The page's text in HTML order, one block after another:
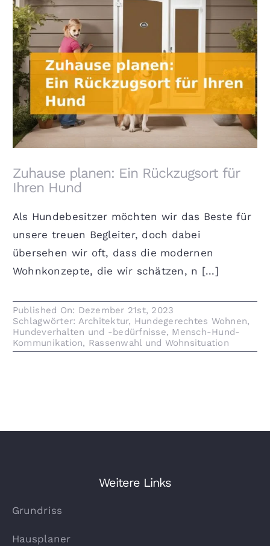
Zuhause planen: Ein Rückzugsort für Ihren Hund
Zuhause planen: Ein Rückzugsort für
Ihren Hund
Als Hundebesitzer möchten wir das Beste für
unsere treuen Begleiter, doch dabei
übersehen wir oft, dass die modernen
Wohnkonzepte, die wir schätzen, n [...]
Published On: Dezember 21st, 2023
Schlagwörter: Architektur, Hundegerechtes Wohnen,
Hundeverhalten und -bedürfnisse, Mensch-Hund-
Kommunikation, Rassenwahl und Wohnsituation
Weitere Links
Grundriss
Hausplaner